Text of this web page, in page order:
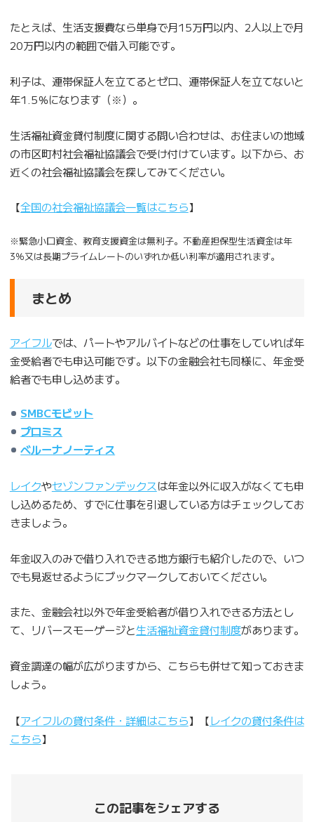
たとえば、生活支援費なら単身で月15万円以内、2人以上で月
20万円以内の範囲で借入可能です。
利子は、連帯保証人を立てるとゼロ、連帯保証人を立てないと
年1.5％になります（※）。
生活福祉資金貸付制度に関する問い合わせは、お住まいの地域
の市区町村社会福祉協議会で受け付けています。以下から、お
近くの社会福祉協議会を探してみてください。
【全国の社会福祉協議会一覧はこちら】
※緊急小口資金、教育支援資金は無利子。不動産担保型生活資金は年
3％又は長期プライムレートのいずれか低い利率が適用されます。
まとめ
アイフルでは、パートやアルバイトなどの仕事をしていれば年
金受給者でも申込可能です。以下の金融会社も同様に、年金受
給者でも申し込めます。
SMBCモビット
プロミス
ベルーナノーティス
レイクやセゾンファンデックスは年金以外に収入がなくても申
し込めるため、すでに仕事を引退している方はチェックしてお
きましょう。
年金収入のみで借り入れできる地方銀行も紹介したので、いつ
でも見返せるようにブックマークしておいてください。
また、金融会社以外で年金受給者が借り入れできる方法とし
て、リバースモーゲージと生活福祉資金貸付制度があります。
資金調達の幅が広がりますから、こちらも併せて知っておきま
しょう。
【アイフルの貸付条件・詳細はこちら】【レイクの貸付条件は
こちら】
この記事をシェアする